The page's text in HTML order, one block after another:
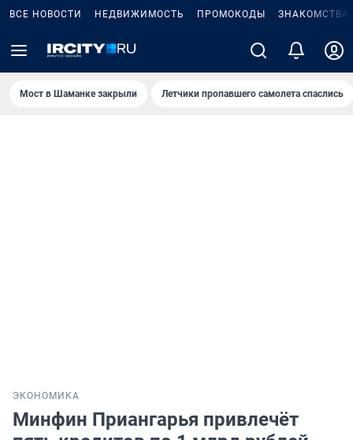
ВСЕ НОВОСТИ НЕДВИЖИМОСТЬ ПРОМОКОДЫ ЗНАКОМСТВА
Мост в Шаманке закрыли Летчики пропавшего самолета спаслись
ЭКОНОМИКА
Минфин Приангарья привлечёт